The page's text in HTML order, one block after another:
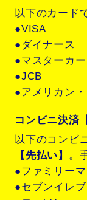
以下のカード
●VISA
●ダイナース
●マスターカー
●JCB
●アメリカン
コンビニ決済
以下のコンビ
【先払い】 。
●ファミリーマ
●セブンイレ